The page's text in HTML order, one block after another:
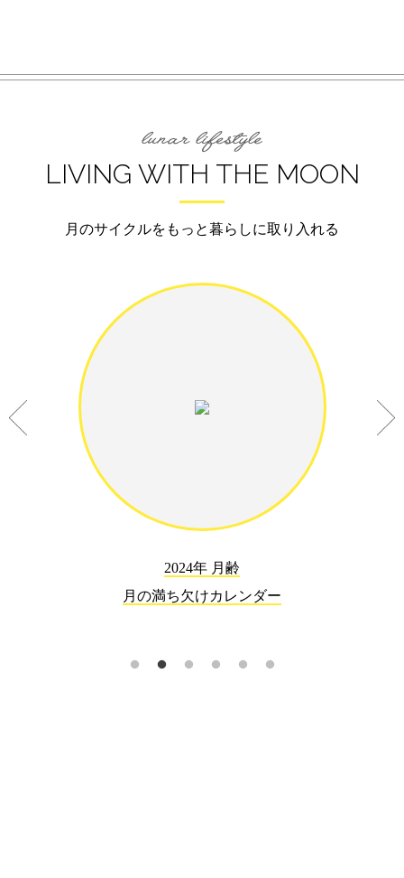
LIVING WITH THE MOON
月のサイクルをもっと暮らしに取り入れる
2024年 月齢
月の満ち欠けカレンダー